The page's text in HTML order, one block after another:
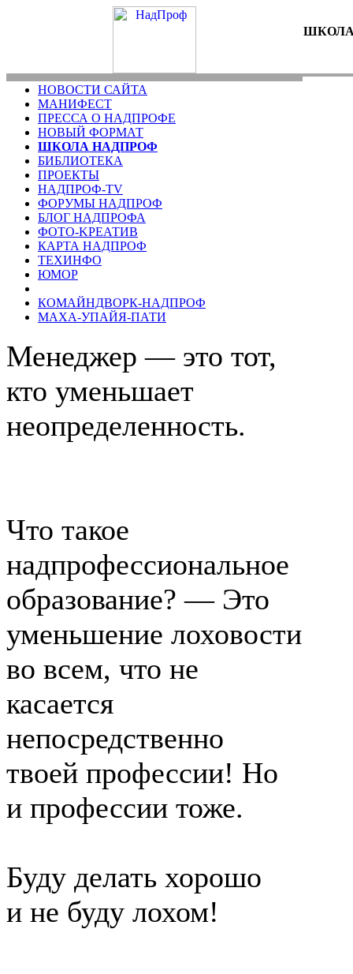
НОВОСТИ САЙТА
МАНИФЕСТ
ПРЕССА О НАДПРОФЕ
НОВЫЙ ФОРМАТ
ШКОЛА НАДПРОФ
БИБЛИОТЕКА
ПРОЕКТЫ
НАДПРОФ-TV
ФОРУМЫ НАДПРОФ
БЛОГ НАДПРОФА
ФОТО-KРЕАТИВ
КАРТА НАДПРОФ
ТЕХИНФО
ЮМОР
КОМАЙНДВОРК-НАДПРОФ
МАХА-УПАЙЯ-ПАТИ
Менеджер — это тот,
кто уменьшает
неопределенность.
Что такое
надпрофессиональное
образование? — Это
уменьшение лоховости
во всем, что не
касается
непосредственно
твоей профессии! Но
и профессии тоже.
Буду делать хорошо
и не буду лохом!